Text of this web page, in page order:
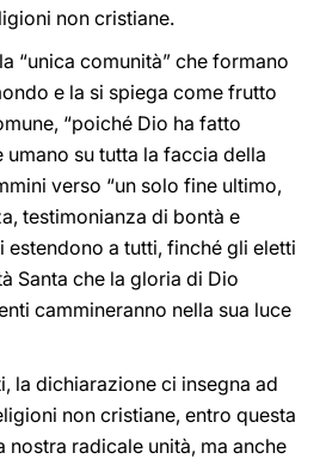
non cristiane.
“unica comunità” che formano
e la si spiega come frutto
“poiché Dio ha fatto
umano su tutta la faccia della
verso “un solo fine ultimo,
testimonianza di bontà e
estendono a tutti, finché gli eletti
Santa che la gloria di Dio
cammineranno nella sua luce
la dichiarazione ci insegna ad
non cristiane, entro questa
nostra radicale unità, ma anche